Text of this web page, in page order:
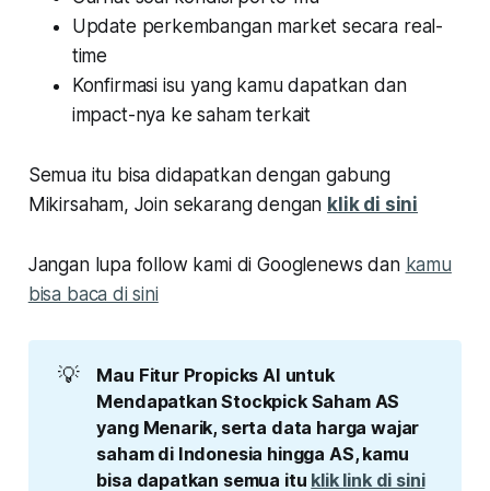
Update perkembangan market secara real-
time
Konfirmasi isu yang kamu dapatkan dan
impact-nya ke saham terkait
Semua itu bisa didapatkan dengan gabung
Mikirsaham, Join sekarang dengan klik di sini
Jangan lupa follow kami di Googlenews dan kamu
bisa baca di sini
💡
Mau Fitur Propicks AI untuk
Mendapatkan Stockpick Saham AS
yang Menarik, serta data harga wajar
saham di Indonesia hingga AS, kamu
bisa dapatkan semua itu klik link di sini